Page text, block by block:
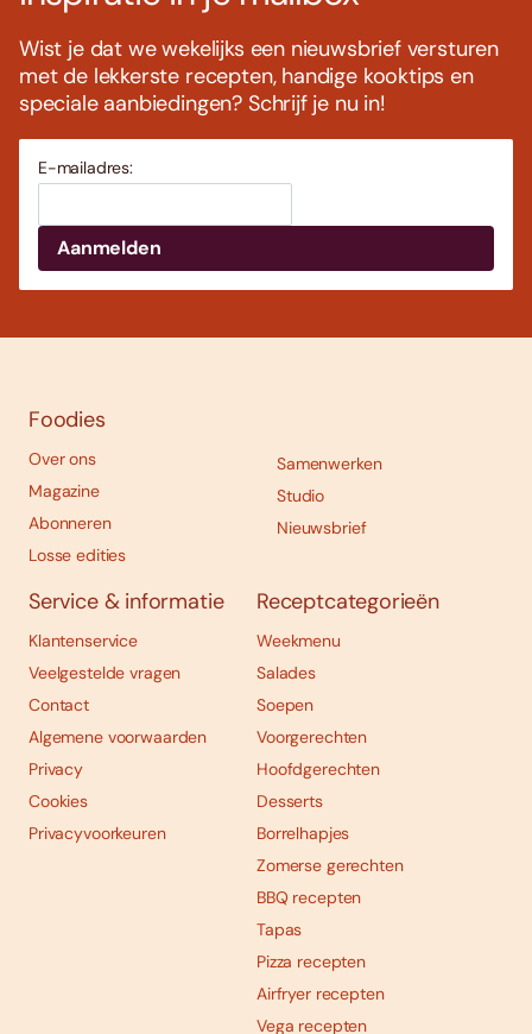
Wist je dat we wekelijks een nieuwsbrief versturen
met de lekkerste recepten, handige kooktips en
speciale aanbiedingen? Schrijf je nu in!
E-mailadres:
Foodies
Over ons
Magazine
Abonneren
Losse edities
Samenwerken
Studio
Nieuwsbrief
Service & informatie
Klantenservice
Veelgestelde vragen
Contact
Algemene voorwaarden
Privacy
Cookies
Privacyvoorkeuren
Receptcategorieën
Weekmenu
Salades
Soepen
Voorgerechten
Hoofdgerechten
Desserts
Borrelhapjes
Zomerse gerechten
BBQ recepten
Tapas
Pizza recepten
Airfryer recepten
Vega recepten